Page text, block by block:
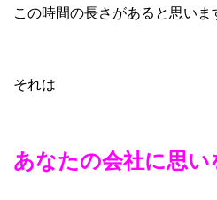
この時間の長さがあると思いま
それは
あなたの会社に思